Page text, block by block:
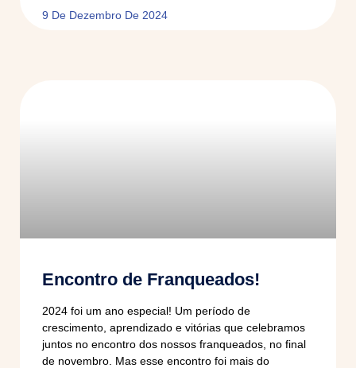
9 De Dezembro De 2024
Encontro de Franqueados!
2024 foi um ano especial! Um período de
crescimento, aprendizado e vitórias que celebramos
juntos no encontro dos nossos franqueados, no final
de novembro. Mas esse encontro foi mais do